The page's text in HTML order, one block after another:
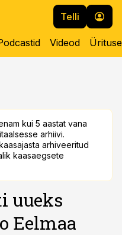
Telli
Videod
kui 5 aastat vana
arhiivi.
arhiveeritud
kaasaegsete
uueks
Eelmaa